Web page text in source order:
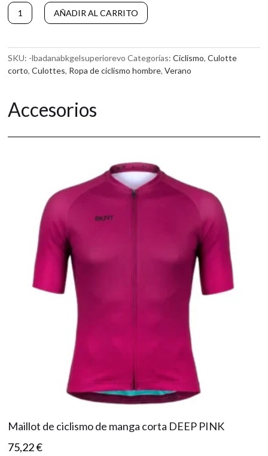
Culotte
de
corto
OXEN
cantidad
AÑADIR AL CARRITO
A
t
e
r
a
t
v
SKU: -lbadanabkgelsuperiorevo Categorías:Ciclismo,Culotte
corto,Culottes, Ropa de ciclismo hombre,Verano
Accesorios
Maillot de ciclismo de manga corta DEEP PINK
75,22€